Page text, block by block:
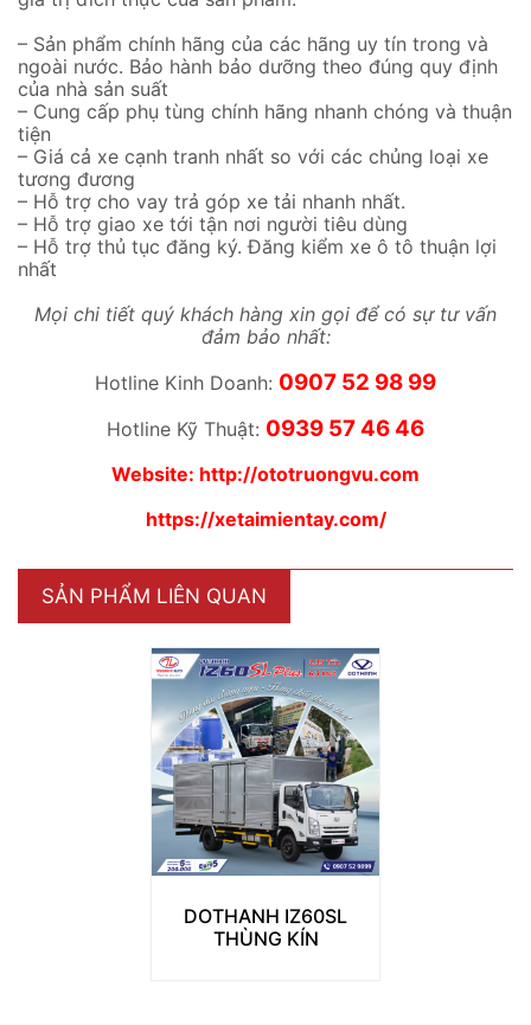
– Sản phẩm chính hãng của các hãng uy tín trong và
ngoài nước. Bảo hành bảo dưỡng theo đúng quy định
của nhà sản suất
– Cung cấp phụ tùng chính hãng nhanh chóng và thuận
tiện
– Giá cả xe cạnh tranh nhất so với các chủng loại xe
tương đương
– Hỗ trợ cho vay trả góp xe tải nhanh nhất.
– Hỗ trợ giao xe tới tận nơi người tiêu dùng
– Hỗ trợ thủ tục đăng ký. Đăng kiểm xe ô tô thuận lợi
nhất
Mọi chi tiết quý khách hàng xin gọi để có sự tư vấn
đảm bảo nhất:
Hotline Kinh Doanh: 0907 52 98 99
Hotline Kỹ Thuật: 0939 57 46 46
Website: http://ototruongvu.com
https://xetaimientay.com/
SẢN PHẨM LIÊN QUAN
DOTHANH IZ60SL
THÙNG KÍN